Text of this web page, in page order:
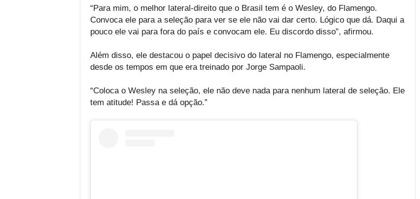
“Para mim, o melhor lateral-direito que o Brasil tem é o Wesley, do Flamengo.
Convoca ele para a seleção para ver se ele não vai dar certo. Lógico que dá. Daqui a
pouco ele vai para fora do país e convocam ele. Eu discordo disso”, afirmou.
Além disso, ele destacou o papel decisivo do lateral no Flamengo, especialmente
desde os tempos em que era treinado por Jorge Sampaoli.
“Coloca o Wesley na seleção, ele não deve nada para nenhum lateral de seleção. Ele
tem atitude! Passa e dá opção.”